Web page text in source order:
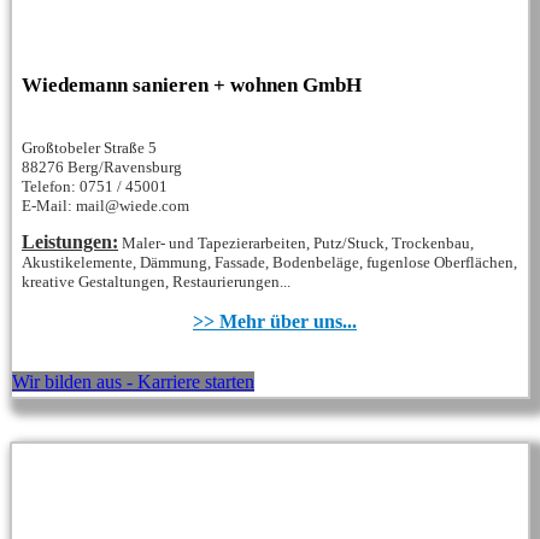
Wiedemann sanieren + wohnen GmbH
Großtobeler Straße 5
88276 Berg/Ravensburg
Telefon: 0751 / 45001
E-Mail: mail@wiede.com
Leistungen: Maler- und Tapezierarbeiten, Putz/Stuck, Trockenbau,
Akustikelemente, Dämmung, Fassade, Bodenbeläge, fugenlose Oberflächen,
kreative Gestaltungen, Restaurierungen...
>> Mehr über uns...
Wir bilden aus - Karriere starten